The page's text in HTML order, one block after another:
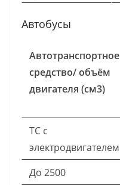
Автобусы
Автотранспортное
средство/ объём
двигателя (см3)
ТС с
электродвигателем
До 2500